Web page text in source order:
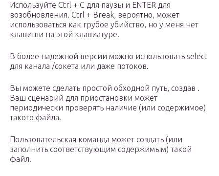
Используйте Ctrl + C для паузы и ENTER для
возобновления. Ctrl + Break, вероятно, может
использоваться как грубое убийство, но у меня нет
клавиши на этой клавиатуре.
В более надежной версии можно использовать select
для канала /сокета или даже потоков.
Вы можете сделать простой обходной путь, создав .
Ваш сценарий для приостановки может
периодически проверять наличие (или содержимое)
такого файла.
Пользовательская команда может создать (или
заполнить соответствующим содержимым) такой
файл.